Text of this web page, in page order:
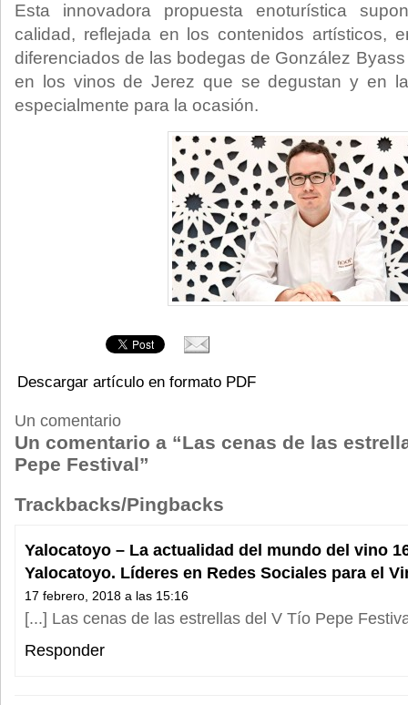
Esta innovadora propuesta enoturística
calidad, reflejada en los contenidos artísticos,
diferenciados de las bodegas de González
en los vinos de Jerez que se degustan y en
especialmente para la ocasión.
Descargar artículo en formato PDF
Un comentario
Un comentario a “Las cenas de las
Pepe Festival”
Trackbacks/Pingbacks
Yalocatoyo – La actualidad del mundo del vino
Yalocatoyo. Líderes en Redes Sociales para el
17 febrero, 2018 a las 15:16
[...] Las cenas de las estrellas del V Tío Pepe
Responder